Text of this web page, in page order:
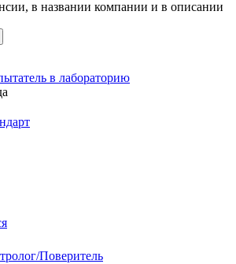
в названии компании и в описании
в лабораторию
Поверитель